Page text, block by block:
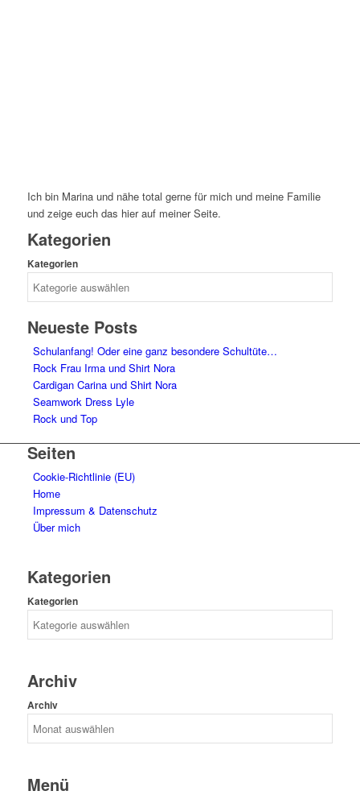
Ich bin Marina und nähe total gerne für mich und meine Familie
und zeige euch das hier auf meiner Seite.
Kategorien
Kategorien
Neueste Posts
Schulanfang! Oder eine ganz besondere Schultüte…
Rock Frau Irma und Shirt Nora
Cardigan Carina und Shirt Nora
Seamwork Dress Lyle
Rock und Top
Seiten
Cookie-Richtlinie (EU)
Home
Impressum & Datenschutz
Über mich
Kategorien
Kategorien
Archiv
Archiv
Menü